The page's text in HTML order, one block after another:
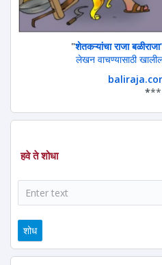
"शेतकऱ्यांचा राजा
लेखन वाचण्यासाठी
***
हवे ते शोधा
शोध